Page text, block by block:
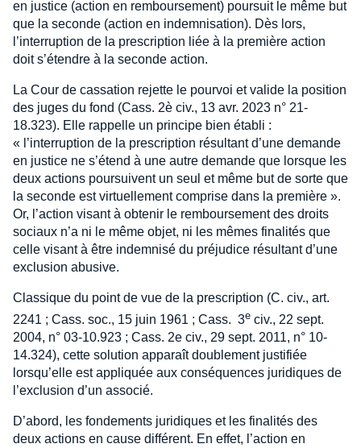
en justice (action en remboursement) poursuit le même but
que la seconde (action en indemnisation). Dès lors,
l’interruption de la prescription liée à la première action
doit s’étendre à la seconde action.
La Cour de cassation rejette le pourvoi et valide la position
des juges du fond (Cass. 2è civ., 13 avr. 2023 n° 21-
18.323). Elle rappelle un principe bien établi :
« l’interruption de la prescription résultant d’une demande
en justice ne s’étend à une autre demande que lorsque les
deux actions poursuivent un seul et même but de sorte que
la seconde est virtuellement comprise dans la première ».
Or, l’action visant à obtenir le remboursement des droits
sociaux n’a ni le même objet, ni les mêmes finalités que
celle visant à être indemnisé du préjudice résultant d’une
exclusion abusive.
Classique du point de vue de la prescription (C. civ., art.
2241 ; Cass. soc., 15 juin 1961 ; Cass. 3e civ., 22 sept.
2004, n° 03-10.923 ; Cass. 2e civ., 29 sept. 2011, n° 10-
14.324), cette solution apparaît doublement justifiée
lorsqu’elle est appliquée aux conséquences juridiques de
l’exclusion d’un associé.
D’abord, les fondements juridiques et les finalités des
deux actions en cause différent. En effet, l’action en